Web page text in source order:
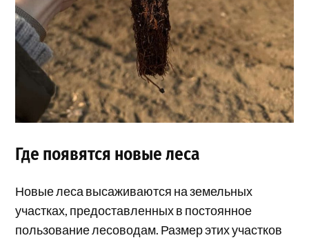
Где появятся новые леса
Новые леса высаживаются на земельных
участках, предоставленных в постоянное
пользование лесоводам. Размер этих участков